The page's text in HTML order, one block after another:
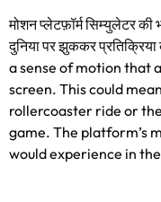
मोशन प्लेटफ़ॉर्म सिम्युलेटर की
दुनिया पर झुककर प्रतिक्रिया
a sense of motion that
screen. This could
rollercoaster ride or
game. The platform’s
would experience in